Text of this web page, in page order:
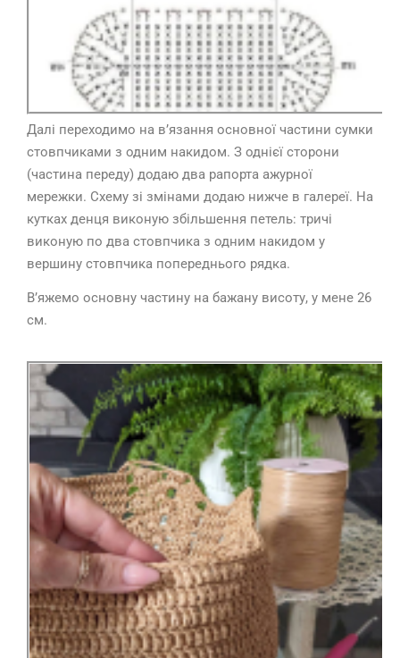
Далі переходимо на в’язання основної частини сумки
стовпчиками з одним накидом. З однієї сторони
(частина переду) додаю два рапорта ажурної
мережки. Схему зі змінами додаю нижче в галереї. На
кутках денця виконую збільшення петель: тричі
виконую по два стовпчика з одним накидом у
вершину стовпчика попереднього рядка.
В’яжемо основну частину на бажану висоту, у мене 26
см.